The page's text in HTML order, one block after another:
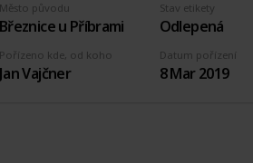
Pořízeno kde, od koho
Jan Vajčner
Stav etikety
Odlepená
Datum pořízení
8 Mar 2019
Město původu
Březnice u Příbrami